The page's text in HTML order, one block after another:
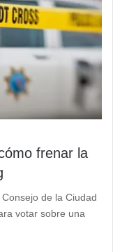
frenar la
de la Ciudad
votar sobre una